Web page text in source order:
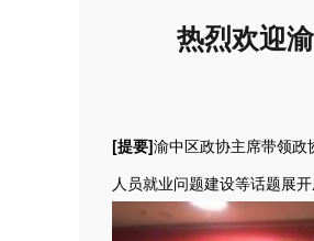
热烈欢迎
[提要]渝中区政协主席带领
人员就业问题建设等话题展开